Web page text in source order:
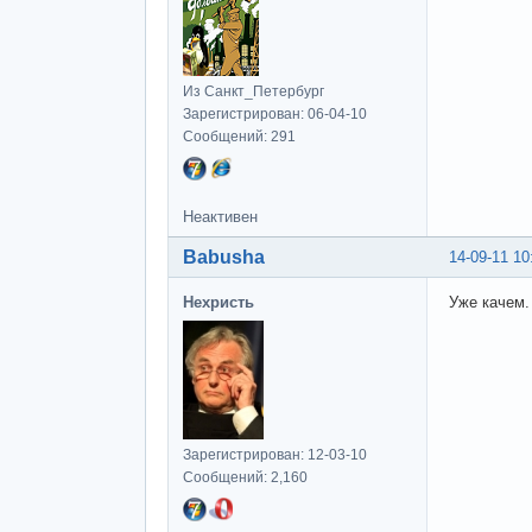
Из Санкт_Петербург
Зарегистрирован: 06-04-10
Сообщений: 291
Неактивен
14-09-11
Babusha
Нехристь
Зарегистрирован: 12-03-10
Сообщений: 2,160
Уже качем.